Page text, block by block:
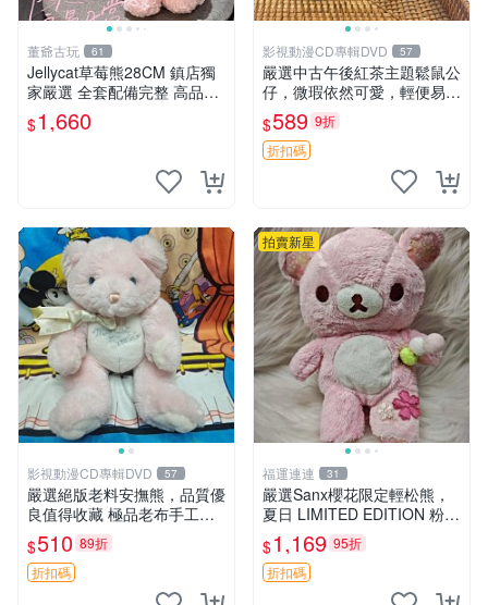
董爺古玩 61
Jellycat草莓熊28CM 鎮店獨
家嚴選 全套配備完整 高品質
收藏好物 紋章 玩具熊 定制熊
$1,660
影視動漫CD專輯DVD 57
嚴選中古午後紅茶主題鬆鼠公
仔，微瑕依然可愛，輕便易運
送 二手收藏推薦 工廠直營 快
遞到府 中古 玩偶 公仔
$589 9折
折扣碼
影視動漫CD專輯DVD 57
嚴選絕版老料安撫熊，品質優
良值得收藏 極品老布手工安
撫搖鈴玩具，適合哄睡寶貝
超柔老料搖鈴熊，專為孩子設
計的安心伴護 推薦絕版老布
製工藝搖鈴熊，可當作童
$510 89折
折扣碼
拍賣新星
福運連連 31
嚴選Sanx櫻花限定輕松熊，
夏日 LIMITED EDITION 粉色
毛絨熊，背有拉鏈設計，肚內
填充豆袋，精致工藝呈現，狀
態如新，適合收藏與送人 櫻
$1,169 95折
折扣碼